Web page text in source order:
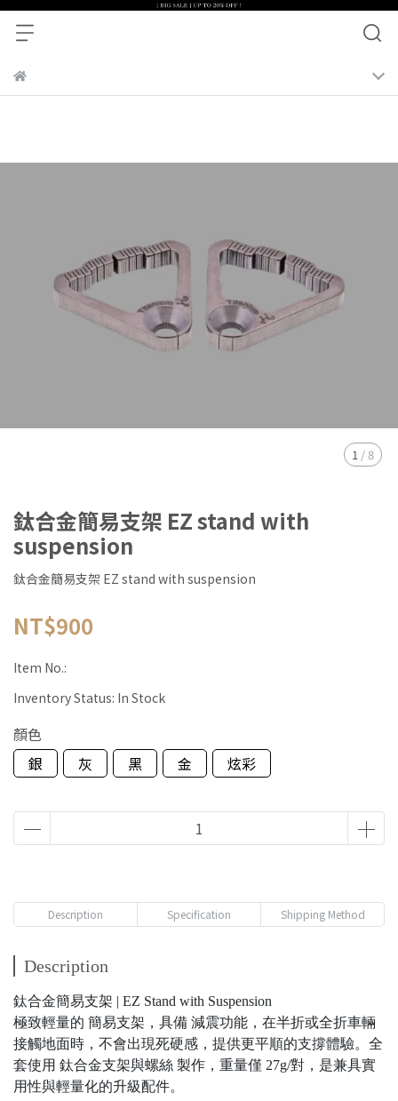
1 /8
鈦合金簡易支架 EZ stand with
suspension
鈦合金簡易支架 EZ stand with suspension
NT$900
Item No.:
Inventory Status: In Stock
顏色
銀
灰 黑 金 炫彩
Description Specification Shipping Method
Description
鈦合金簡易支架 | EZ Stand with Suspension
極致輕量的 簡易支架，具備 減震功能，在半折或全折車輛
接觸地面時，不會出現死硬感，提供更平順的支撐體驗。全
套使用 鈦合金支架與螺絲 製作，重量僅 27g/對，是兼具實
用性與輕量化的升級配件。